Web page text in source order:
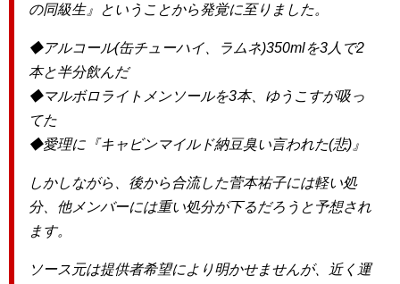
の同級生』ということから発覚に至りました。
◆アルコール(缶チューハイ、ラムネ)350mlを3人で2
本と半分飲んだ
◆マルボロライトメンソールを3本、ゆうこすが吸っ
てた
◆愛理に『キャビンマイルド納豆臭い言われた(悲)』
しかしながら、後から合流した菅本祐子には軽い処
分、他メンバーには重い処分が下るだろうと予想され
ます。
ソース元は提供者希望により明かせませんが、近く運